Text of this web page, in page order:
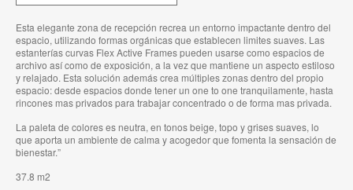
Esta elegante zona de recepción recrea un entorno impactante dentro del
espacio, utilizando formas orgánicas que establecen limites suaves. Las
estanterías curvas Flex Active Frames pueden usarse como espacios de
archivo así como de exposición, a la vez que mantiene un aspecto estiloso
y relajado. Esta solución además crea múltiples zonas dentro del propio
espacio: desde espacios donde tener un one to one tranquilamente, hasta
rincones mas privados para trabajar concentrado o de forma mas privada.
La paleta de colores es neutra, en tonos beige, topo y grises suaves, lo
que aporta un ambiente de calma y acogedor que fomenta la sensación de
bienestar.” ​
37.8 m2